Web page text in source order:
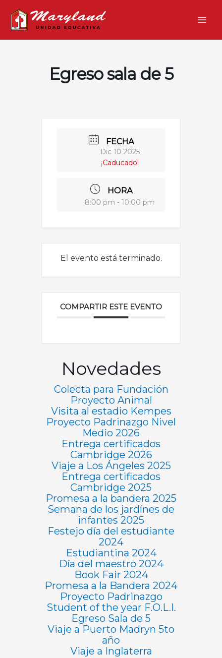
contenido
Egreso sala de 5
FECHA
Dic 10 2025
¡Caducado!
HORA
8:00 pm - 10:00 pm
El evento está terminado.
COMPARTIR ESTE EVENTO
Novedades
Colecta para Fundación
Proyecto Animal
Visita al estadio Kempes
Proyecto Padrinazgo Nivel
Medio 2026
Entrega certificados
Cambridge 2026
Viaje a Los Ángeles 2025
Entrega certificados
Cambridge 2025
Promesa a la bandera 2025
Semana de los jardínes de
infantes 2025
Festejo día del estudiante
2024
Estudiantina 2024
Día del maestro 2024
Book Fair 2024
Promesa a la Bandera 2024
Proyecto Padrinazgo
Student of the year F.O.L.I.
Egreso Sala de 5
Viaje a Puerto Madryn 5to
año
Viaje a Inglaterra